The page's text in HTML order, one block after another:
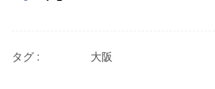
タグ : 大阪